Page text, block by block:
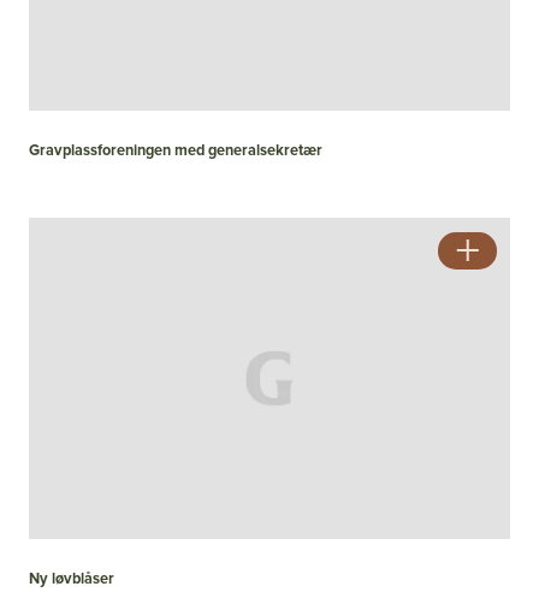
Gravplassforeningen med generalsekretær
Ny løvblåser